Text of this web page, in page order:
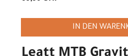
IN DEN